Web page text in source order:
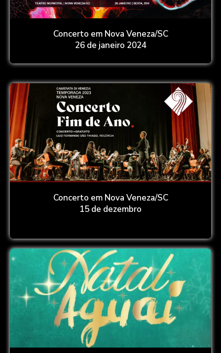
Concerto em Nova Veneza/SC
26 de janeiro 2024
Concerto em Nova Veneza/SC
15 de dezembro